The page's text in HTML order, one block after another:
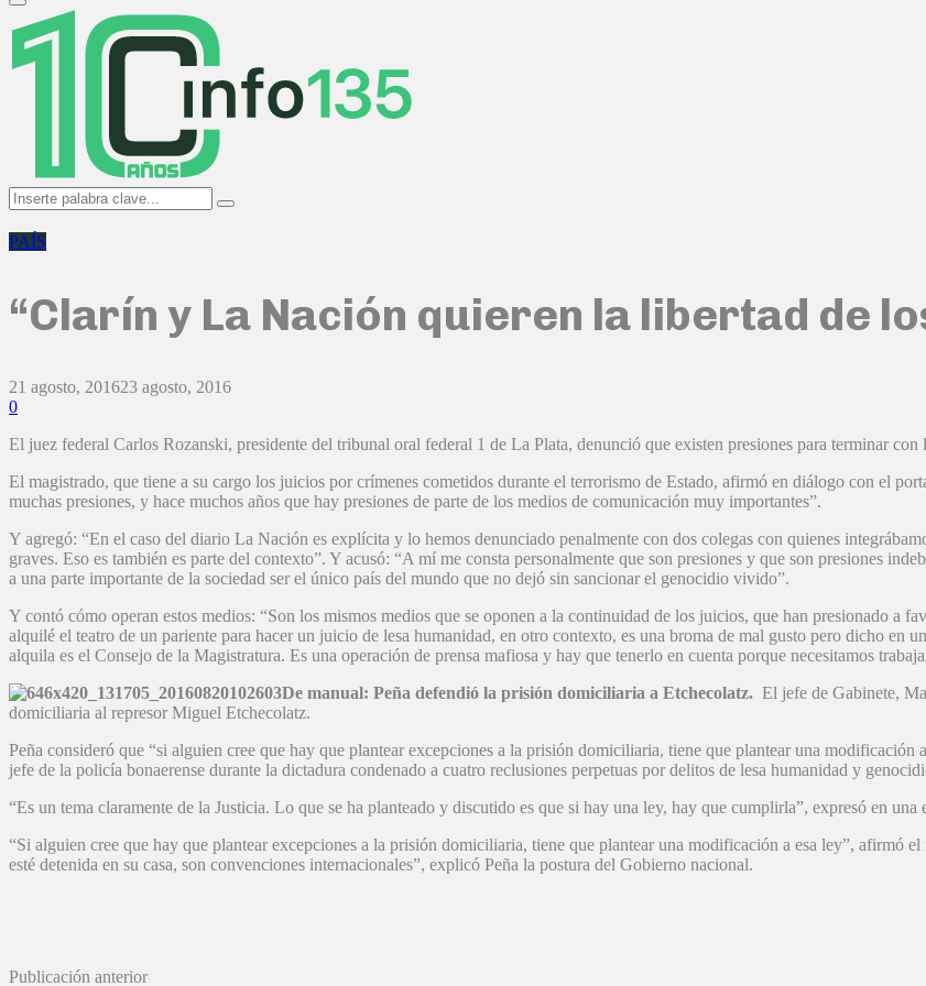
Primary
Menu
Search
for:
Search
PAÍS
“Clarín y La Nación quieren la libertad de
21 agosto, 201623 agosto, 2016
0
El juez federal Carlos Rozanski, presidente del tribunal oral federal 1 de La Plata, denunció que existen presiones para terminar
El magistrado, que tiene a su cargo los juicios por crímenes cometidos durante el terrorismo de Estado, afirmó en diálogo con el
muchas presiones, y hace muchos años que hay presiones de parte de los medios de comunicación muy importantes”.
Y agregó: “En el caso del diario La Nación es explícita y lo hemos denunciado penalmente con dos colegas con quienes
graves. Eso es también es parte del contexto”. Y acusó: “A mí me consta personalmente que son presiones y que son presiones
a una parte importante de la sociedad ser el único país del mundo que no dejó sin sancionar el genocidio vivido”.
Y contó cómo operan estos medios: “Son los mismos medios que se oponen a la continuidad de los juicios, que han presionado a
alquilé el teatro de un pariente para hacer un juicio de lesa humanidad, en otro contexto, es una broma de mal gusto pero dicho en
alquila es el Consejo de la Magistratura. Es una operación de prensa mafiosa y hay que tenerlo en cuenta porque necesitamos
De manual: Peña defendió la prisión domiciliaria a Etchecolatz. El jefe de Gabinete,
domiciliaria al represor Miguel Etchecolatz.
Peña consideró que “si alguien cree que hay que plantear excepciones a la prisión domiciliaria, tiene que plantear una
jefe de la policía bonaerense durante la dictadura condenado a cuatro reclusiones perpetuas por delitos de lesa humanidad y
“Es un tema claramente de la Justicia. Lo que se ha planteado y discutido es que si hay una ley, hay que cumplirla”, expresó en
“Si alguien cree que hay que plantear excepciones a la prisión domiciliaria, tiene que plantear una modificación a esa ley”, afirmó
esté detenida en su casa, son convenciones internacionales”, explicó Peña la postura del Gobierno nacional.
Publicación anterior